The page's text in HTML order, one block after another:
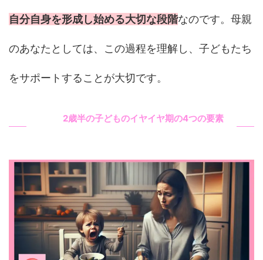
自分自身を形成し始める大切な段階なのです。母親
のあなたとしては、この過程を理解し、子どもたち
をサポートすることが大切です。
2歳半の子どものイヤイヤ期の4つの要素